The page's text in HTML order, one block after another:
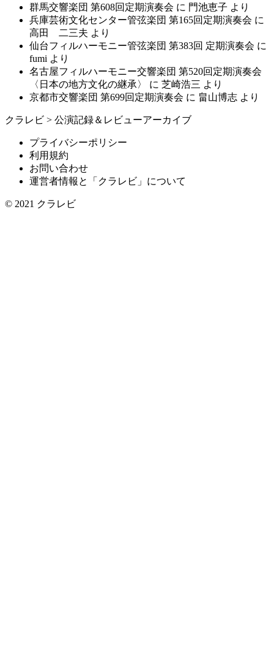
群馬交響楽団 第608回定期演奏会 に 門池恵子 より
兵庫芸術文化センター管弦楽団 第165回定期演奏会 に
高田 二三夫 より
仙台フィルハーモニー管弦楽団 第383回 定期演奏会 に
fumi より
名古屋フィルハーモニー交響楽団 第520回定期演奏会
〈日本の地方文化の継承〉
に 芝崎浩三 より
京都市交響楽団 第699回定期演奏会 に 畠山博志 より
クラレビ > 公演記録＆レビューアーカイブ
プライバシーポリシー
利用規約
お問い合わせ
運営者情報と「クラレビ」について
© 2021 クラレビ